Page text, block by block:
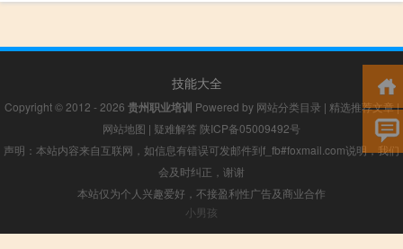
技能大全
Copyright © 2012 - 2026 贵州职业培训 Powered by 网站分类目录 | 精选推荐文章|
网站地图 | 疑难解答 陕ICP备05009492号
声明：本站内容来自互联网，如信息有错误可发邮件到f_fb#foxmail.com说明，我们
会及时纠正，谢谢
本站仅为个人兴趣爱好，不接盈利性广告及商业合作
小男孩